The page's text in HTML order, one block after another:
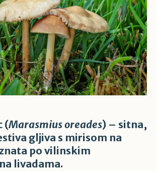
(Marasmius oreades) – sitna,
gljiva s mirisom na
po vilinskim
livadama.